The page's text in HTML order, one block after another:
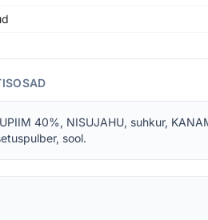
40%, NISUJAHU, suhkur,
sool.